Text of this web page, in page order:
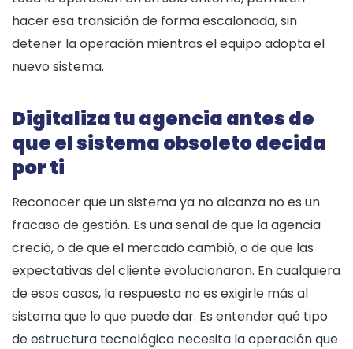
hacer esa transición de forma escalonada, sin
detener la operación mientras el equipo adopta el
nuevo sistema.
Digitaliza tu agencia antes de
que el sistema obsoleto decida
por ti
Reconocer que un sistema ya no alcanza no es un
fracaso de gestión. Es una señal de que la agencia
creció, o de que el mercado cambió, o de que las
expectativas del cliente evolucionaron. En cualquiera
de esos casos, la respuesta no es exigirle más al
sistema que lo que puede dar. Es entender qué tipo
de estructura tecnológica necesita la operación que